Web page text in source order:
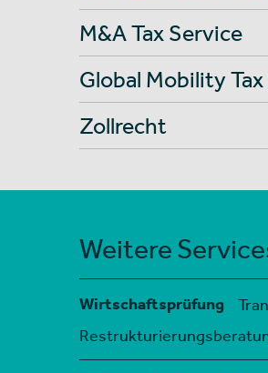
M&A Tax Service
Global Mobility
Zollrecht
Weitere
Wirtschaftsprüfung